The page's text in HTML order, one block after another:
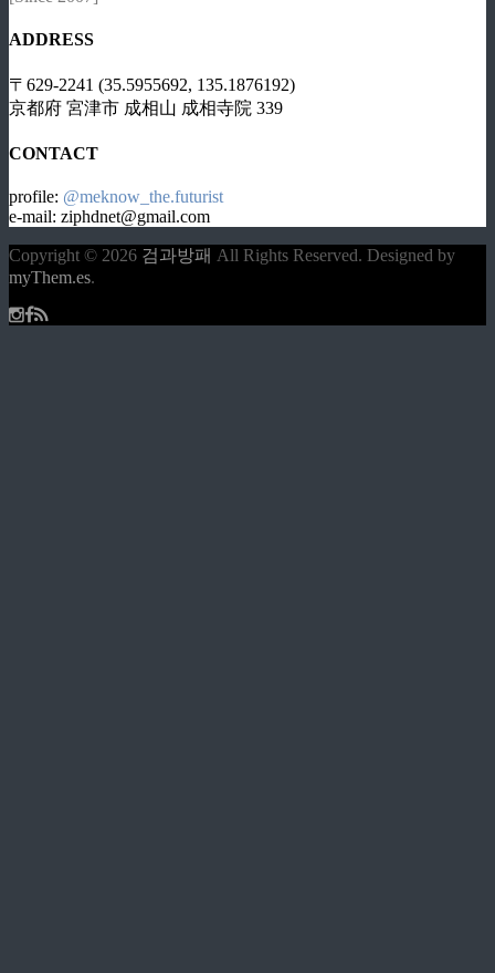
ADDRESS
〒629-2241 (35.5955692, 135.1876192)
京都府 宮津市 成相山 成相寺院 339
CONTACT
profile: @meknow_the.futurist
e-mail: ziphdnet@gmail.com
Copyright © 2026 검과방패 All Rights Reserved. Designed by
myThem.es.